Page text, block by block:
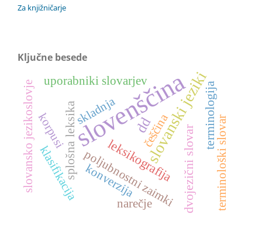
Za knjižničarje
Ključne besede
slovenščina
slovanski jeziki
dd terminologija
splošna leksika dvojezični slovar
leksikografija
uporabniki slovarjev
poljubnostni zaimki
konverzija terminološki slovar
klasifikacija
korpusi
skladnja
narečje
slovansko jezikoslovje češčina